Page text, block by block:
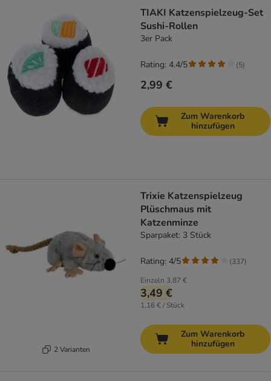
TIAKI Katzenspielzeug-Set
Sushi-Rollen
3er Pack
2,99 €
Rating: 4.4/5 (5)
Zum Warenkorb
hinzufügen
2 Varianten
Trixie Katzenspielzeug
Plüschmaus mit
Katzenminze
Sparpaket: 3 Stück
Einzeln 3,87 €
3,49 €
1,16 € / Stück
Rating: 4/5 (337)
Zum Warenkorb
hinzufügen